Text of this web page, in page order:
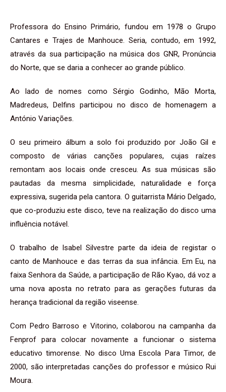
Professora do Ensino Primário, fundou em 1978 o Grupo
Cantares e Trajes de Manhouce. Seria, contudo, em 1992,
através da sua participação na música dos GNR, Pronúncia
do Norte, que se daria a conhecer ao grande público.
Ao lado de nomes como Sérgio Godinho, Mão Morta,
Madredeus, Delfins participou no disco de homenagem a
António Variações.
O seu primeiro álbum a solo foi produzido por João Gil e
composto de várias canções populares, cujas raízes
remontam aos locais onde cresceu. As sua músicas são
pautadas da mesma simplicidade, naturalidade e força
expressiva, sugerida pela cantora. O guitarrista Mário Delgado,
que co-produziu este disco, teve na realização do disco uma
influência notável.
O trabalho de Isabel Silvestre parte da ideia de registar o
canto de Manhouce e das terras da sua infância. Em Eu, na
faixa Senhora da Saúde, a participação de Rão Kyao, dá voz a
uma nova aposta no retrato para as gerações futuras da
herança tradicional da região viseense.
Com Pedro Barroso e Vitorino, colaborou na campanha da
Fenprof para colocar novamente a funcionar o sistema
educativo timorense. No disco Uma Escola Para Timor, de
2000, são interpretadas canções do professor e músico Rui
Moura.